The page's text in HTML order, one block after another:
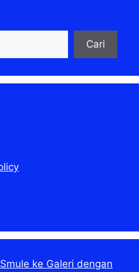
Cari
ke Galeri dengan